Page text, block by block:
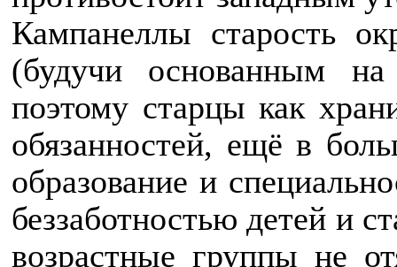
Кампанеллы старость
(будучи основанным на
поэтому старцы как
обязанностей, ещё в
образование и
беззаботностью детей и
возрастные группы не